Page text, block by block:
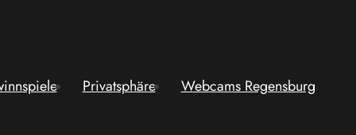
Privatsphäre Webcams Regensburg